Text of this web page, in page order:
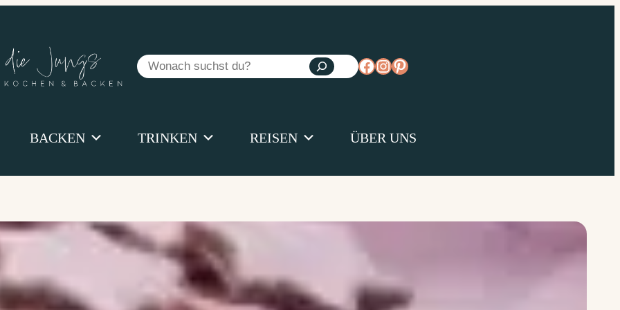
Suchen
https://www.facebook.com/
https://www.instagram.com/
https://www.pinterest.de/diejungs/
BACKEN TRINKEN REISEN ÜBER UNS